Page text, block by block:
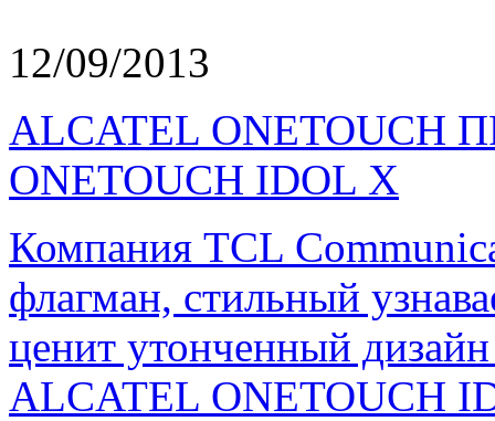
12/09/2013
ALCATEL
ONETOUCH IDOL X
Компания TCL
флагман, cтильный
ценит утонченный
ALCATEL ONETOUCH